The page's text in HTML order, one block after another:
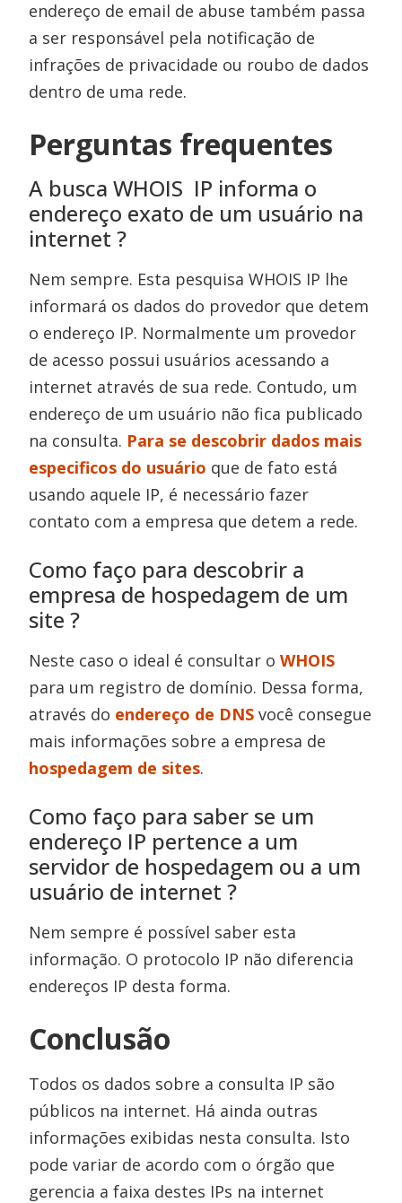
endereço de email de abuse também passa
a ser responsável pela notificação de
infrações de privacidade ou roubo de dados
dentro de uma rede.
Perguntas frequentes
A busca WHOIS IP informa o
endereço exato de um usuário na
internet ?
Nem sempre. Esta pesquisa WHOIS IP lhe
informará os dados do provedor que detem
o endereço IP. Normalmente um provedor
de acesso possui usuários acessando a
internet através de sua rede. Contudo, um
endereço de um usuário não fica publicado
na consulta. Para se descobrir dados mais
especificos do usuário que de fato está
usando aquele IP, é necessário fazer
contato com a empresa que detem a rede.
Como faço para descobrir a
empresa de hospedagem de um
site ?
Neste caso o ideal é consultar oWHOIS
para um registro de domínio. Dessa forma,
através do endereço de DNS você consegue
mais informações sobre a empresa de
hospedagem de sites.
Como faço para saber se um
endereço IP pertence a um
servidor de hospedagem ou a um
usuário de internet ?
Nem sempre é possível saber esta
informação. O protocolo IP não diferencia
endereços IP desta forma.
Conclusão
Todos os dados sobre a consulta IP são
públicos na internet. Há ainda outras
informações exibidas nesta consulta. Isto
pode variar de acordo com o órgão que
gerencia a faixa destes IPs na internet